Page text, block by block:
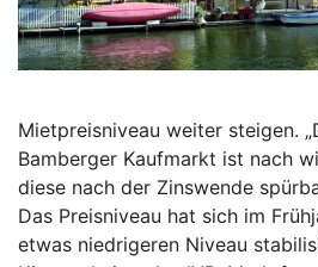
Mietpreisniveau weiter steigen.
Bamberger Kaufmarkt ist nach
diese nach der Zinswende
Das Preisniveau hat sich im
etwas niedrigeren Niveau